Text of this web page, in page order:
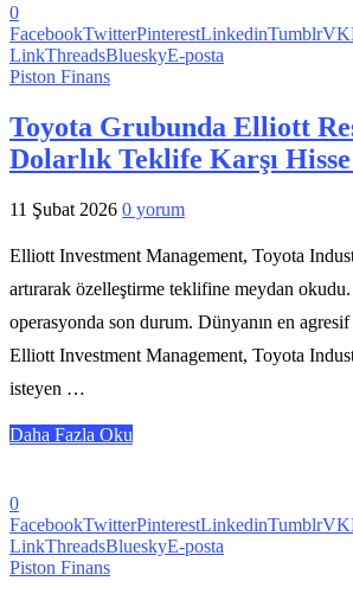
0
FacebookTwitterPinterestLinkedinTumblrVK
LinkThreadsBlueskyE-posta
Piston Finans
Toyota Grubunda Elliott
Dolarlık Teklife Karşı
11 Şubat 2026 0 yorum
Elliott Investment Management, Toyota
artırarak özelleştirme teklifine meydan
operasyonda son durum. Dünyanın en
Elliott Investment Management, Toyota
isteyen …
Daha Fazla Oku
0
FacebookTwitterPinterestLinkedinTumblrVK
LinkThreadsBlueskyE-posta
Piston Finans